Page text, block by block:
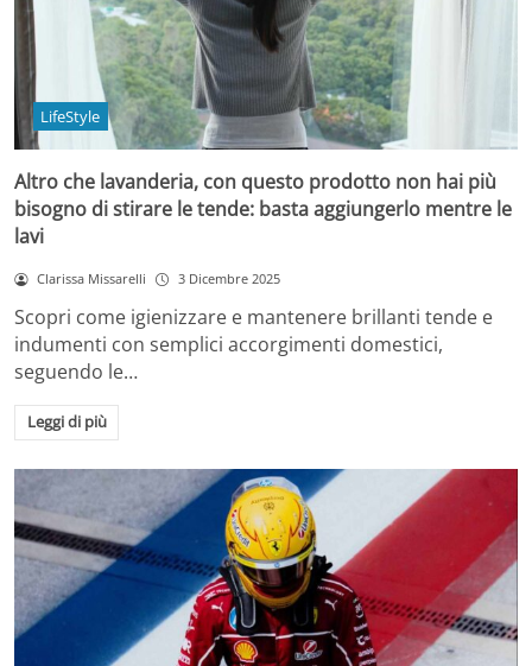
LifeStyle
Altro che lavanderia, con questo prodotto non hai più
bisogno di stirare le tende: basta aggiungerlo mentre le
lavi
Clarissa Missarelli 3 Dicembre 2025
Scopri come igienizzare e mantenere brillanti tende e
indumenti con semplici accorgimenti domestici,
seguendo le…
Leggi di più